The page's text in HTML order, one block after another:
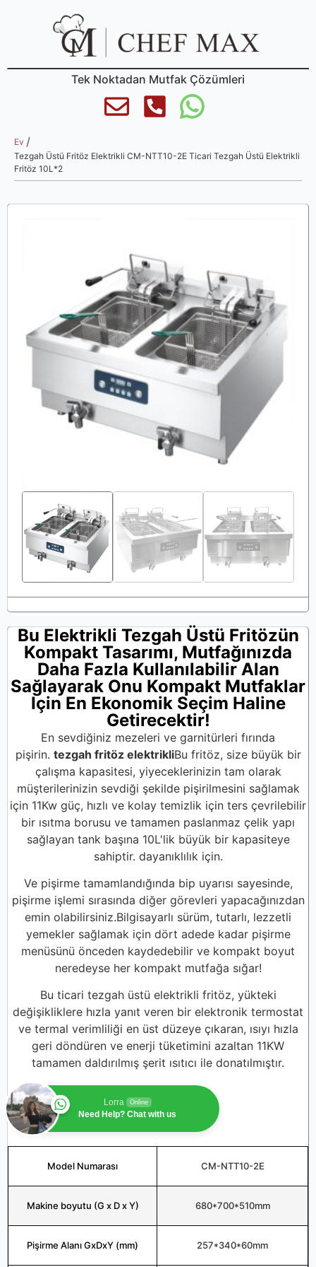
Tek Noktadan Mutfak Çözümleri
Ev /
Tezgah Üstü Fritöz Elektrikli CM-NTT10-2E Ticari Tezgah Üstü Elektrikli
Fritöz 10L*2
Bu Elektrikli Tezgah Üstü Fritözün
Kompakt Tasarımı, Mutfağınızda
Daha Fazla Kullanılabilir Alan
Sağlayarak Onu Kompakt Mutfaklar
Için En Ekonomik Seçim Haline
Getirecektir!
En sevdiğiniz mezeleri ve garnitürleri fırında
pişirin. tezgah fritöz elektrikliBu fritöz, size büyük bir
çalışma kapasitesi, yiyeceklerinizin tam olarak
müşterilerinizin sevdiği şekilde pişirilmesini sağlamak
için 11Kw güç, hızlı ve kolay temizlik için ters çevrilebilir
bir ısıtma borusu ve tamamen paslanmaz çelik yapı
sağlayan tank başına 10L'lik büyük bir kapasiteye
sahiptir. dayanıklılık için.
Ve pişirme tamamlandığında bip uyarısı sayesinde,
pişirme işlemi sırasında diğer görevleri yapacağınızdan
emin olabilirsiniz.Bilgisayarlı sürüm, tutarlı, lezzetli
yemekler sağlamak için dört adede kadar pişirme
menüsünü önceden kaydedebilir ve kompakt boyut
neredeyse her kompakt mutfağa sığar!
Bu ticari tezgah üstü elektrikli fritöz, yükteki
değişikliklere hızla yanıt veren bir elektronik termostat
ve termal verimliliği en üst düzeye çıkaran, ısıyı hızla
geri döndüren ve enerji tüketimini azaltan 11KW
tamamen daldırılmış şerit ısıtıcı ile donatılmıştır.
Lorra Online
Need Help? Chat with us
Model Numarası CM-NTT10-2E
Makine boyutu (G x D x Y) 680*700*510mm
Pişirme Alanı GxDxY (mm) 257*340*60mm